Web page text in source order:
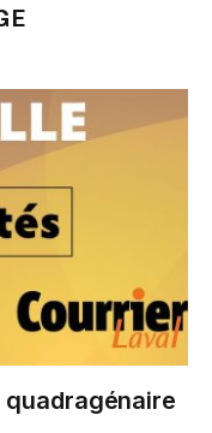
quadragénaire